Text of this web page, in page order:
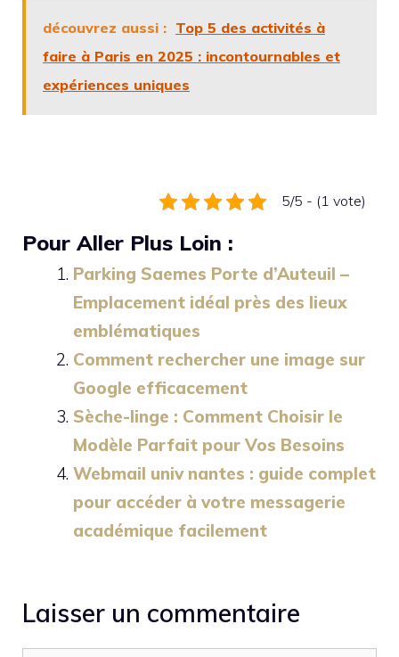
découvrez aussi : Top 5 des activités à
faire à Paris en 2025 : incontournables et
expériences uniques
5/5 - (1 vote)
Pour Aller Plus Loin :
Parking Saemes Porte d’Auteuil –
Emplacement idéal près des lieux
emblématiques
Comment rechercher une image sur
Google efficacement
Sèche-linge : Comment Choisir le
Modèle Parfait pour Vos Besoins
Webmail univ nantes : guide complet
pour accéder à votre messagerie
académique facilement
Laisser un commentaire